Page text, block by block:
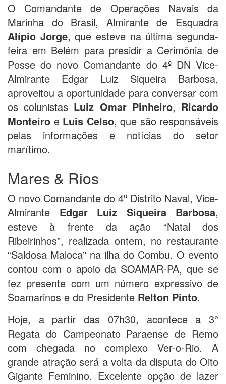
O Comandante de Operações Navais da
Marinha do Brasil, Almirante de Esquadra
Alípio Jorge, que esteve na última segunda-
feira em Belém para presidir a Cerimônia de
Posse do novo Comandante do 4º DN Vice-
Almirante Edgar Luiz Siqueira Barbosa,
aproveitou a oportunidade para conversar com
os colunistas Luiz Omar Pinheiro, Ricardo
Monteiro e Luis Celso, que são responsáveis
pelas informações e notícias do setor
marítimo.
Mares & Rios
O novo Comandante do 4º Distrito Naval, Vice-
Almirante Edgar Luiz Siqueira Barbosa,
esteve à frente da ação “Natal dos
Ribeirinhos”, realizada ontem, no restaurante
“Saldosa Maloca” na ilha do Combu. O evento
contou com o apoio da SOAMAR-PA, que se
fez presente com um número expressivo de
Soamarinos e do Presidente Relton Pinto.
Hoje, a partir das 07h30, acontece a 3°
Regata do Campeonato Paraense de Remo
com chegada no complexo Ver-o-Rio. A
grande atração será a volta da disputa do Oito
Gigante Feminino. Excelente opção de lazer